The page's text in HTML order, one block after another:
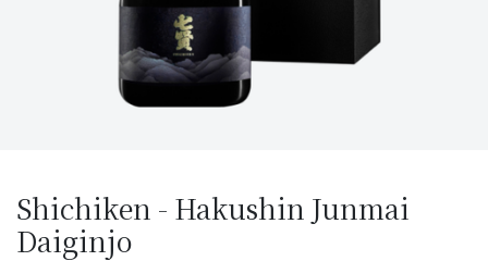
Shichiken - Hakushin Junmai
Daiginjo